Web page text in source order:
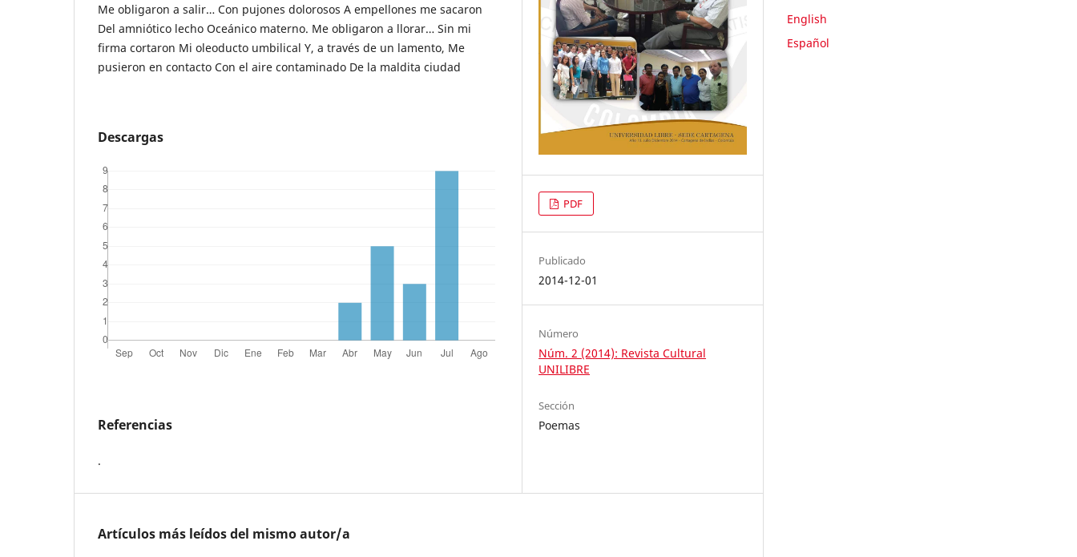
Me obligaron a salir… Con pujones dolorosos A empellones me sacaron
Del amniótico lecho Oceánico materno. Me obligaron a llorar… Sin mi
firma cortaron Mi oleoducto umbilical Y, a través de un lamento, Me
pusieron en contacto Con el aire contaminado De la maldita ciudad
Descargas
Referencias
.
PDF
Publicado
2014-12-01
Número
Núm. 2 (2014): Revista Cultural
UNILIBRE
Sección
Poemas
Artículos más leídos del mismo autor/a
English
Español